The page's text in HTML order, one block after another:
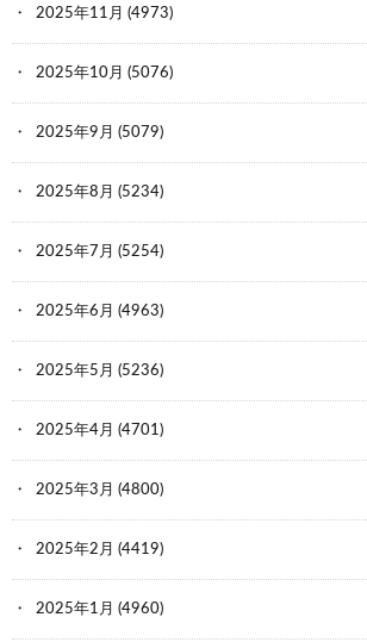
2025年11月 (4973)
2025年10月 (5076)
2025年9月 (5079)
2025年8月 (5234)
2025年7月 (5254)
2025年6月 (4963)
2025年5月 (5236)
2025年4月 (4701)
2025年3月 (4800)
2025年2月 (4419)
2025年1月 (4960)